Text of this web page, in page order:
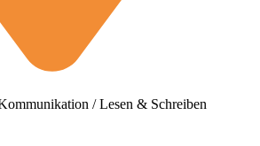
/ Lesen & Schreiben